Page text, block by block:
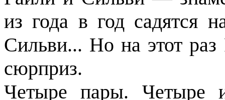
из года в год садятся
Сильви... Но на этот раз
сюрприз.
Четыре пары. Четыре